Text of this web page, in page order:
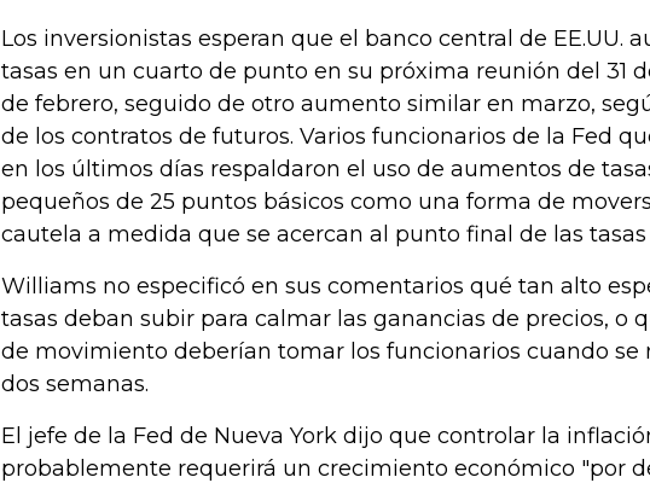
Los inversionistas esperan que el banco central de EE.UU.
tasas en un cuarto de punto en su próxima reunión del 31
de febrero, seguido de otro aumento similar en marzo,
de los contratos de futuros. Varios funcionarios de la Fed
en los últimos días respaldaron el uso de aumentos de
pequeños de 25 puntos básicos como una forma de
cautela a medida que se acercan al punto final de las tasas
Williams no especificó en sus comentarios qué tan alto
tasas deban subir para calmar las ganancias de precios, o
de movimiento deberían tomar los funcionarios cuando se
dos semanas.
El jefe de la Fed de Nueva York dijo que controlar la
probablemente requerirá un crecimiento económico "por